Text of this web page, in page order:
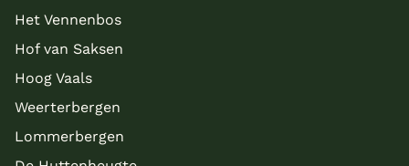
Het Vennenbos
Hof van Saksen
Hoog Vaals
Weerterbergen
Lommerbergen